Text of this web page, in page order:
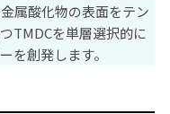
属酸化物の表面をテン
TMDCを単層選択的に
を創発します。